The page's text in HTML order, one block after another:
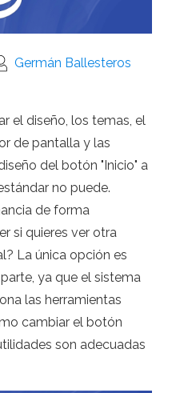
Germán Ballesteros
el diseño, los temas, el
de pantalla y las
del botón "Inicio" a
no puede.
de forma
si quieres ver otra
La única opción es
ya que el sistema
las herramientas
cambiar el botón
son adecuadas